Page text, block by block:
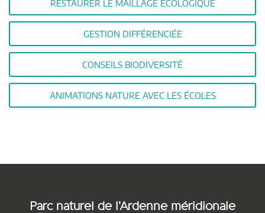
RESTAURER LE MAILLAGE ÉCOLOGIQUE
GESTION DIFFÉRENCIÉE
CONSEILS BIODIVERSITÉ
ANIMATIONS NATURE AVEC LES ÉCOLES
Parc naturel de l'Ardenne méridionale